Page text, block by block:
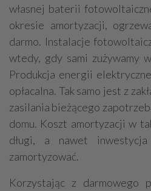
własnej baterii
okresie amortyzacji,
darmo. Instalacje
wtedy, gdy sami zużywamy
Produkcja energii
opłacalna. Tak samo jest z
zasilania bieżącego
domu. Koszt amortyzacji w
długi, a nawet
zamortyzować.
Korzystając z darmowego